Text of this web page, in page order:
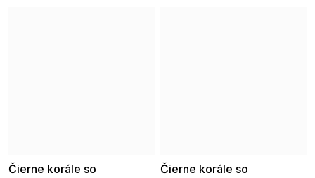
Čierne korále so
Čierne korále so